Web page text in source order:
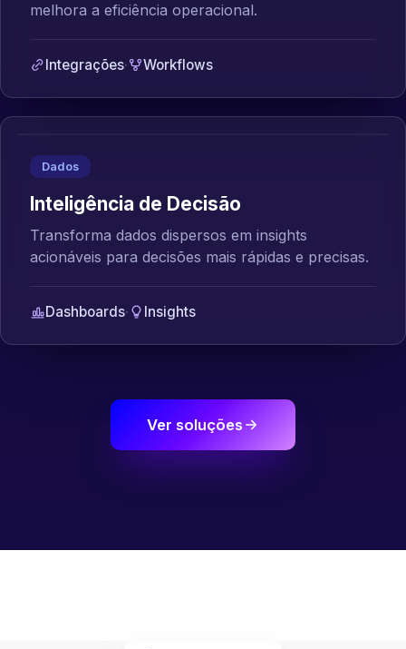
melhora a eficiência operacional.
Integrações· Workflows
Dados
Inteligência de Decisão
Transforma dados dispersos em insights
acionáveis para decisões mais rápidas e precisas.
Dashboards· Insights
Ver soluções